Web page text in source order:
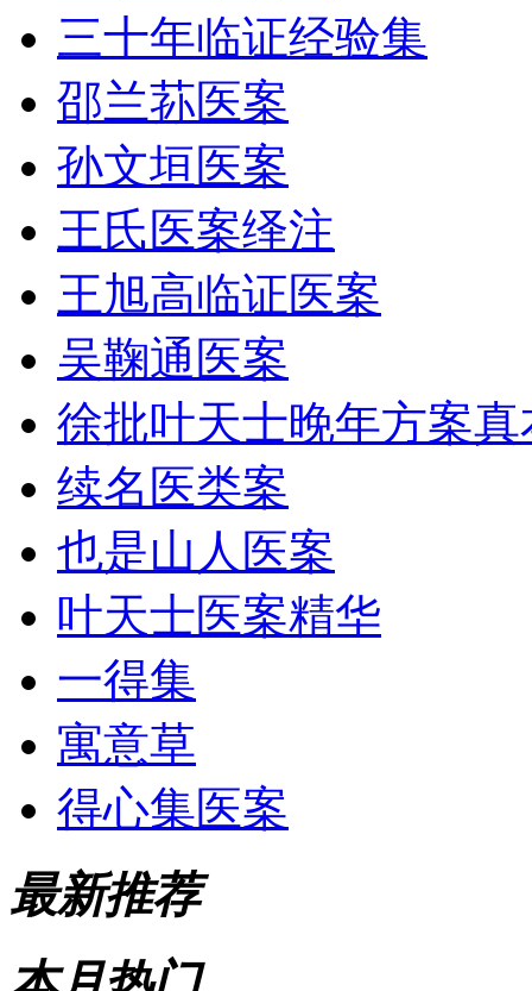
三十年临证经验集
邵兰荪医案
孙文垣医案
王氏医案绎注
王旭高临证医案
吴鞠通医案
徐批叶天士晚年方案真
续名医类案
也是山人医案
叶天士医案精华
一得集
寓意草
得心集医案
最新推荐